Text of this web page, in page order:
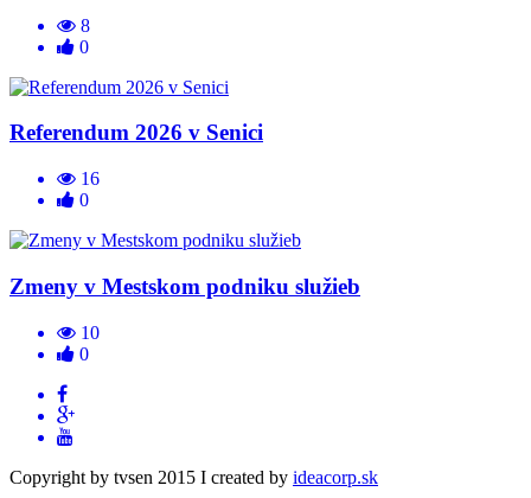
8
0
Referendum 2026 v Senici
16
0
Zmeny v Mestskom podniku služieb
10
0
Copyright by tvsen 2015 I created by ideacorp.sk